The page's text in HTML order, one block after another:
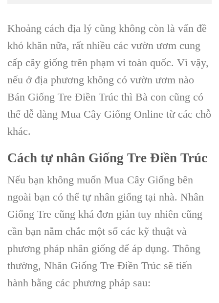
Khoảng cách địa lý cũng không còn là vấn đề
khó khăn nữa, rất nhiều các vườn ươm cung
cấp cây giống trên phạm vi toàn quốc. Vì vậy,
nếu ở địa phương không có vườn ươm nào
Bán Giống Tre Điền Trúc thì Bà con cũng có
thể dễ dàng Mua Cây Giống Online từ các chỗ
khác.
Cách tự nhân Giống Tre Điền Trúc
Nếu bạn không muốn Mua Cây Giống bên
ngoài bạn có thể tự nhân giống tại nhà. Nhân
Giống Tre cũng khá đơn giản tuy nhiên cũng
cần bạn nắm chắc một số các kỹ thuật và
phương pháp nhân giống để áp dụng. Thông
thường, Nhân Giống Tre Điền Trúc sẽ tiến
hành bằng các phương pháp sau: